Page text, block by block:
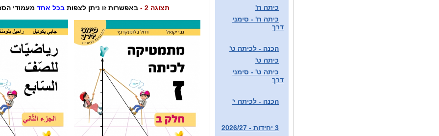
כיתה ח'
כיתה ח' - סימני
דרך
הכנה - לכיתה ט'
כיתה ט'
כיתה ט' - סימני
דרך
הכנה - לכיתה י'
3 יחידות - 2026/27
תצוגה באפשרות זו ניתן לצפות בכל אחד מעמודי